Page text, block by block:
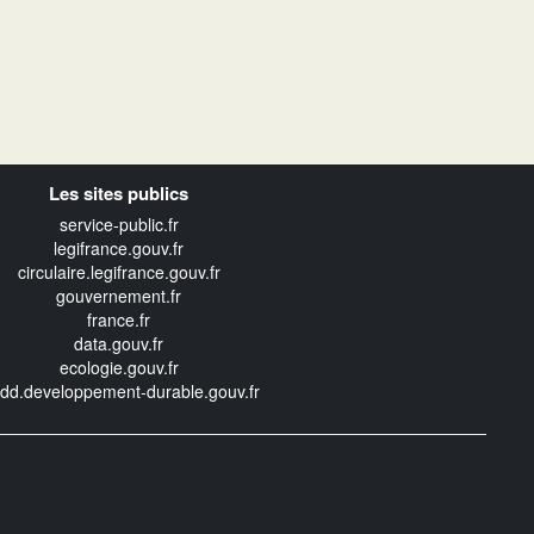
Les sites publics
service-public.fr
legifrance.gouv.fr
circulaire.legifrance.gouv.fr
gouvernement.fr
france.fr
data.gouv.fr
ecologie.gouv.fr
durable.gouv.fr